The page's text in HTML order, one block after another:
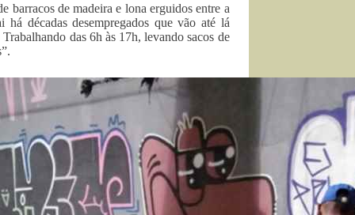
barracos de madeira e lona erguidos entre a
décadas desempregados que vão até lá
das 6h às 17h, levando sacos de